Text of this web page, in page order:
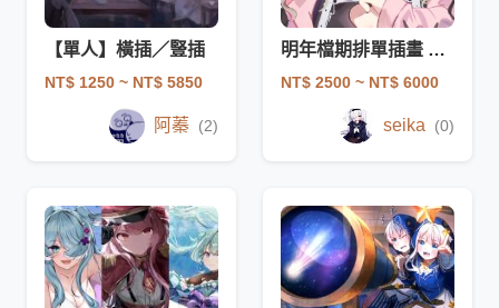
【單人】橫插／豎插
NT$ 1250 ~ NT$ 5850
阿蓁 (2)
明年檔期排單插畫 立繪委託
NT$ 2500 ~ NT$ 6000
seika (0)